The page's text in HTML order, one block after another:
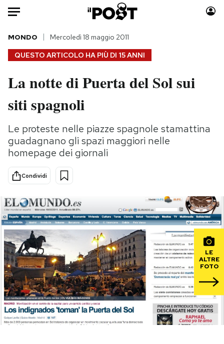
Auto
HOME
Italia
Politica
Tecnologia
Internet
Scienza
Cultura
Economia
Sport
Moda
Storie/Idee
Ok Boomer!
Mondiali calcio 2026
PODCAST
NEWSLETTER
I MIEI PREFERITI
QUESTO ARTICOLO HA PIÙ DI 15 ANNI
MONDO Mercoledì 18 maggio 2011
La notte di Puerta del Sol sui
siti spagnoli
Le proteste nelle piazze spagnole stamattina
guadagnano gli spazi maggiori nelle
homepage dei giornali
Condividi
LE
ALTRE
FOTO